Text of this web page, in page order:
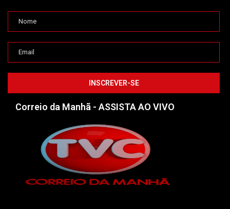
Correio da Manhã - ASSISTA AO VIVO